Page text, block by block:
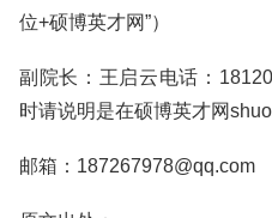
位+硕博英才网”）
副院长：王启云电话：
时请说明是在硕博英才网
邮箱：187267978@qq.com